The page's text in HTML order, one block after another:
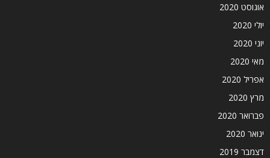
אוגוסט 2020
יולי 2020
יוני 2020
מאי 2020
אפריל 2020
מרץ 2020
פברואר 2020
ינואר 2020
דצמבר 2019